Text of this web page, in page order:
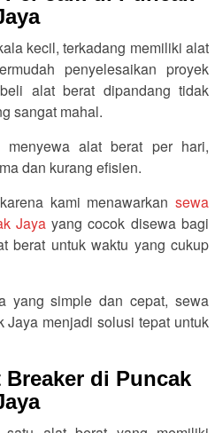
kecil, terkadang memiliki alat
penyelesaikan proyek
alat berat dipandang tidak
sangat mahal.
alat berat per hari,
dan kurang efisien.
kami menawarkan sewa
Jayayang cocok disewa bagi
berat untuk waktu yang cukup
yang simple dan cepat, sewa
Jaya menjadi solusi tepat untuk
Breaker di Puncak